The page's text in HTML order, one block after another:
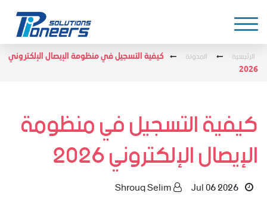
الرئيسية المدونة
كيفية التسجيل في منظومة الإيصال الإلكتروني
2026
كيفية التسجيل في منظومة
الإيصال الإلكتروني 2026
Jul 06 2026
Shrouq Selim